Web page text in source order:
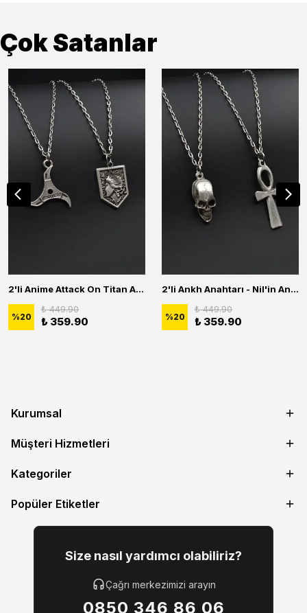
Çok Satanlar
2'li Anime Attack On Titan Acrylic Maria Anime Naruto Erkek Kadın Kolye Seti
%20
₺ 449.90
₺ 359.90
2'li Ankh Anahtarı - Nil'in Anahtarı - Kuru Kafa Erkek Kadın Kolye Seti
%20
₺ 449.90
₺ 359.90
Kurumsal
Müşteri Hizmetleri
Kategoriler
Popüler Etiketler
Size nasıl yardımcı olabiliriz?
Çağrı merkezimizi arayın
0850 346 86 06